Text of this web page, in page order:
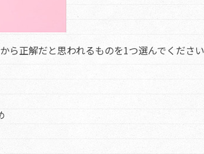
ら正解だと思われるものを1つ選んでください